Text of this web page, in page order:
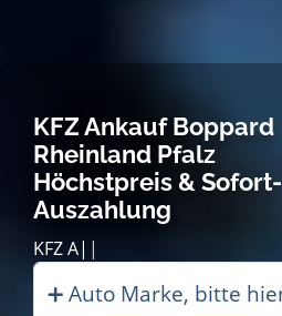
KFZ Ankauf Boppard
Rheinland Pfalz
Höchstpreis & Sofort-
Auszahlung
Schne|